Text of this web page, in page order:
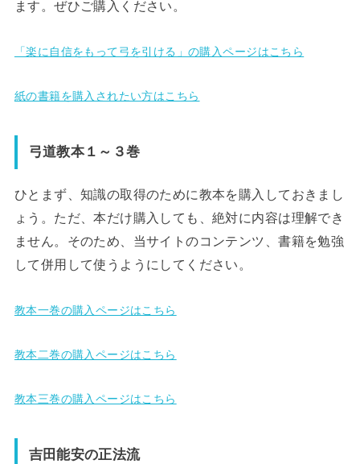
ます。ぜひご購入ください。
「楽に自信をもって弓を引ける」の購入ページはこちら
紙の書籍を購入されたい方はこちら
弓道教本１～３巻
ひとまず、知識の取得のために教本を購入しておきまし
ょう。ただ、本だけ購入しても、絶対に内容は理解でき
ません。そのため、当サイトのコンテンツ、書籍を勉強
して併用して使うようにしてください。
教本一巻の購入ページはこちら
教本二巻の購入ページはこちら
教本三巻の購入ページはこちら
吉田能安の正法流